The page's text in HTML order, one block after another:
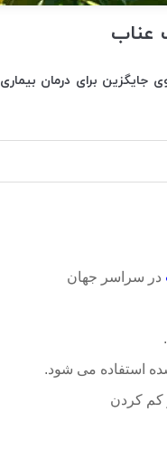
عناب
جایگزین برای درمان بیماری
در سراسر جهان
استفاده می شود.
کم کردن